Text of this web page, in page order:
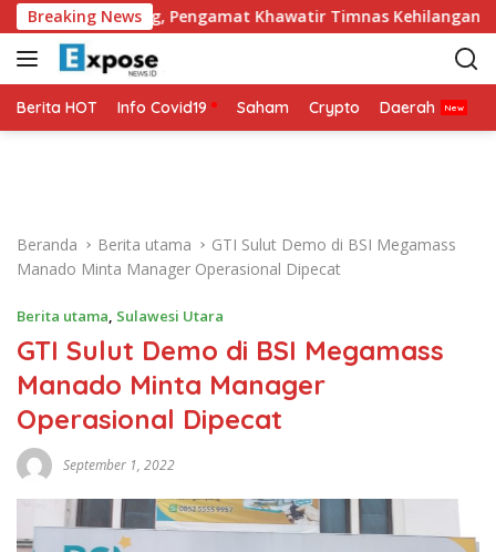
a
g
u
Breaking News
Punggung, Pengamat Khawatir Timnas Kehilangan Arah
Berita HOT Info Covid19 Saham Crypto Daerah
Beranda Berita utama
GTI Sulut Demo di BSI Megamass
Manado Minta Manager Operasional Dipecat
Berita utama, Sulawesi Utara
GTI Sulut Demo di BSI Megamass
Manado Minta Manager
Operasional Dipecat
September 1, 2022